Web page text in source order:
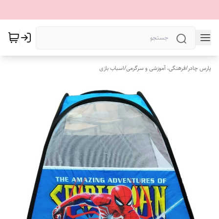
پارس چادر/فرهنگی، آموزشی و سرگرمی/اسباب بازی